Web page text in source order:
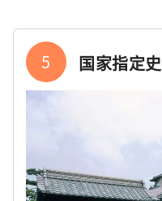
5 国家指定